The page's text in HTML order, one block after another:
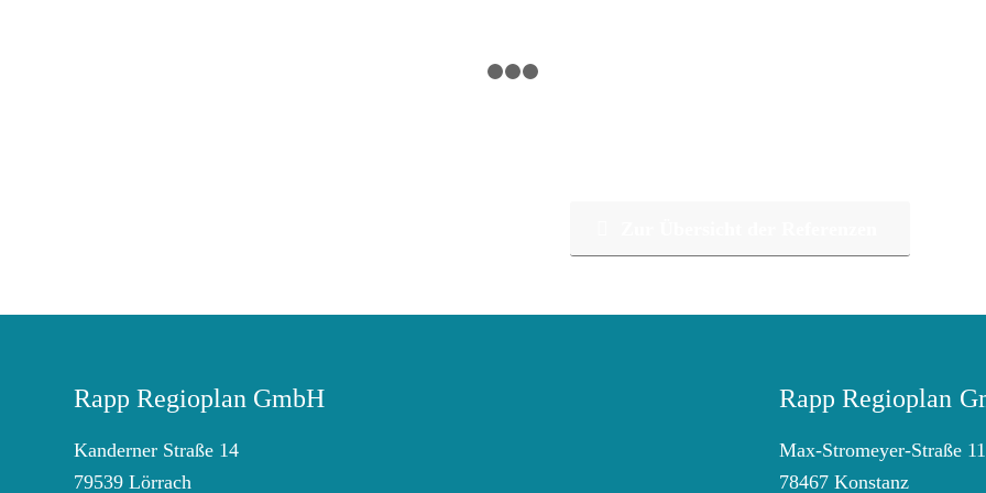
Rapp Regioplan GmbH
Kanderner Straße 14
79539 Lörrach
Rapp Regioplan
Max-Stromeyer-Straße
78467 Konstanz